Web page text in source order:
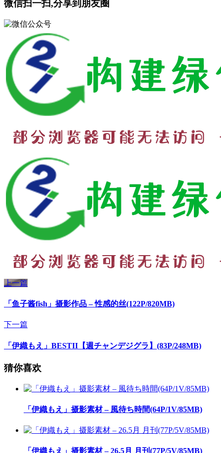
微信扫一扫,分享到朋友圈
上一篇
「鱼子酱fish」摄影作品 – 性感的丝(122P/820MB)
下一篇
「伊織もえ」BESTII【週チャンデジグラ】(83P/248MB)
猜你喜欢
「伊織もえ」摄影素材 – 風待ち時間(64P/1V/85MB)
「伊織もえ」摄影素材 – 26.5月 月刊(77P/5V/85MB)